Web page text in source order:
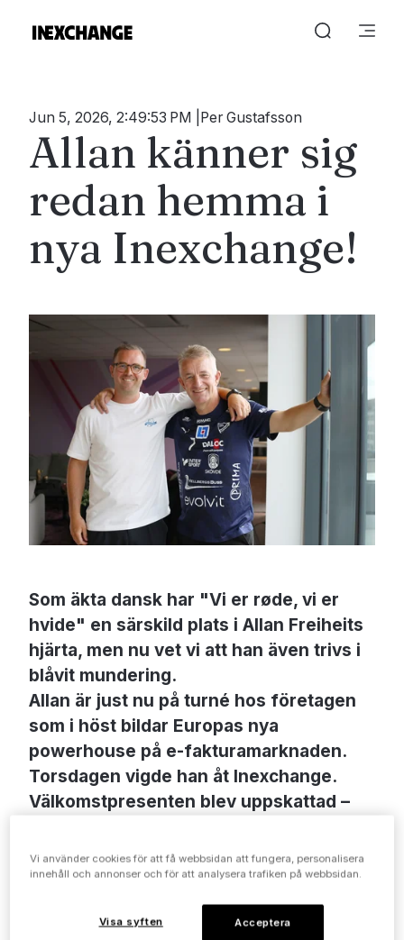
Jun 5, 2026, 2:49:53 PM Per Gustafsson
Allan känner sig
redan hemma i
nya Inexchange!
Som äkta dansk har "Vi er røde, vi er
hvide" en särskild plats i Allan Freiheits
hjärta, men nu vet vi att han även trivs i
blåvit mundering.
Allan är just nu på turné hos företagen
som i höst bildar Europas nya
powerhouse på e-fakturamarknaden.
Torsdagen vigde han åt Inexchange.
Välkomstpresenten blev uppskattad –
spelat i elitserien i handboll i en obruten
svit sedan 1990.
Bakom gåvan låg Simon Strandell
Vi använder cookies för att få webbsidan att fungera, personalisera
innehåll och annonser och för att analysera trafiken på webbsidan.
Visa syften Acceptera